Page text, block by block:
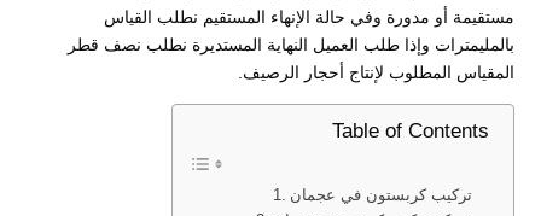
مستقيمة أو مدورة وفي حالة الإنهاء المستقيم نطلب القياس
بالمليمترات وإذا طلب العميل النهاية المستديرة نطلب نصف قطر
المقياس المطلوب لإنتاج أحجار الرصيف.
Table of Contents
تركيب كربستون في عجمان